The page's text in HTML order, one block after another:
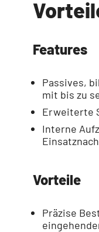
Features
Passives,
mit bis zu
Erweiterte
Interne
Vorteile
Präzise